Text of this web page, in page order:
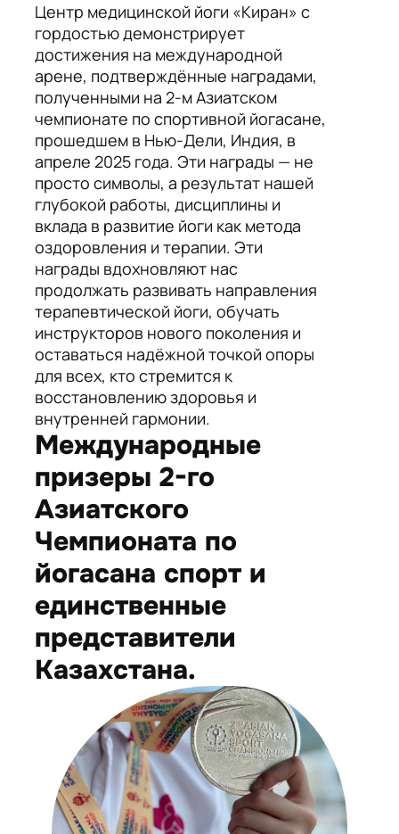
Центр медицинской йоги «Киран» с
гордостью демонстрирует
достижения на международной
арене, подтверждённые наградами,
полученными на 2-м Азиатском
чемпионате по спортивной йогасане,
прошедшем в Нью-Дели, Индия, в
апреле 2025 года. Эти награды — не
просто символы, а результат нашей
глубокой работы, дисциплины и
вклада в развитие йоги как метода
оздоровления и терапии. Эти
награды вдохновляют нас
продолжать развивать направления
терапевтической йоги, обучать
инструкторов нового поколения и
оставаться надёжной точкой опоры
для всех, кто стремится к
восстановлению здоровья и
внутренней гармонии.
Международные
призеры 2-го
Азиатского
Чемпионата по
йогасана спорт и
единственные
представители
Казахстана.